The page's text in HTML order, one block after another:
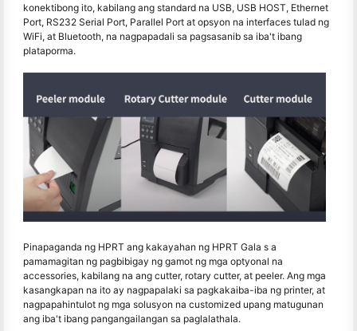
konektibong ito, kabilang ang standard na USB, USB HOST, Ethernet
Port, RS232 Serial Port, Parallel Port at opsyon na interfaces tulad ng
WiFi, at Bluetooth, na nagpapadali sa pagsasanib sa iba't ibang
plataporma.
Pinapaganda ng HPRT ang kakayahan ng HPRT Gala s a
pamamagitan ng pagbibigay ng gamot ng mga optyonal na
accessories, kabilang na ang cutter, rotary cutter, at peeler. Ang mga
kasangkapan na ito ay nagpapalaki sa pagkakaiba-iba ng printer, at
nagpapahintulot ng mga solusyon na customized upang matugunan
ang iba't ibang pangangailangan sa paglalathala.